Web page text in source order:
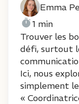
Emma
1 min
Trouver les
défi, surtout
Ici, nous
simplement
«